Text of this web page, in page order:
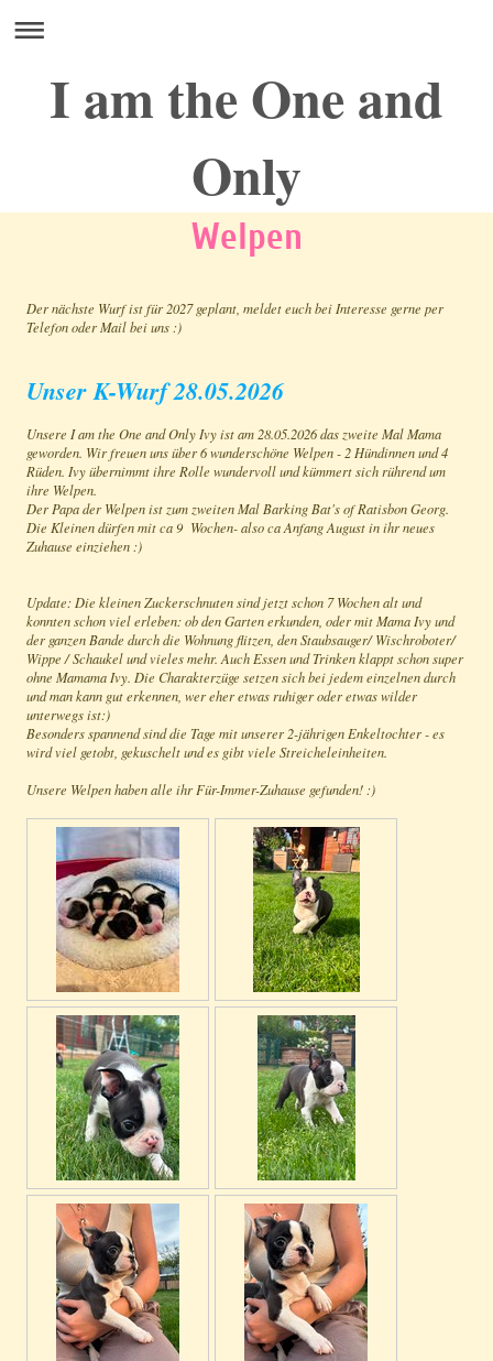
I am the One and
Only
Welpen
Der nächste Wurf ist für 2027 geplant, meldet euch bei Interesse gerne per
Telefon oder Mail bei uns :)
Unser K-Wurf 28.05.2026
Unsere I am the One and Only Ivy ist am 28.05.2026 das zweite Mal Mama
geworden. Wir freuen uns über 6 wunderschöne Welpen - 2 Hündinnen und 4
Rüden. Ivy übernimmt ihre Rolle wundervoll und kümmert sich rührend um
ihre Welpen.
Der Papa der Welpen ist zum zweiten Mal Barking Bat's of Ratisbon Georg.
Die Kleinen dürfen mit ca 9 Wochen- also ca Anfang August in ihr neues
Zuhause einziehen :)
Update: Die kleinen Zuckerschnuten sind jetzt schon 7 Wochen alt und
konnten schon viel erleben: ob den Garten erkunden, oder mit Mama Ivy und
der ganzen Bande durch die Wohnung flitzen, den Staubsauger/ Wischroboter/
Wippe / Schaukel und vieles mehr. Auch Essen und Trinken klappt schon super
ohne Mamama Ivy. Die Charakterzüge setzen sich bei jedem einzelnen durch
und man kann gut erkennen, wer eher etwas ruhiger oder etwas wilder
unterwegs ist:)
Besonders spannend sind die Tage mit unserer 2-jährigen Enkeltochter - es
wird viel getobt, gekuschelt und es gibt viele Streicheleinheiten.
Unsere Welpen haben alle ihr Für-Immer-Zuhause gefunden! :)